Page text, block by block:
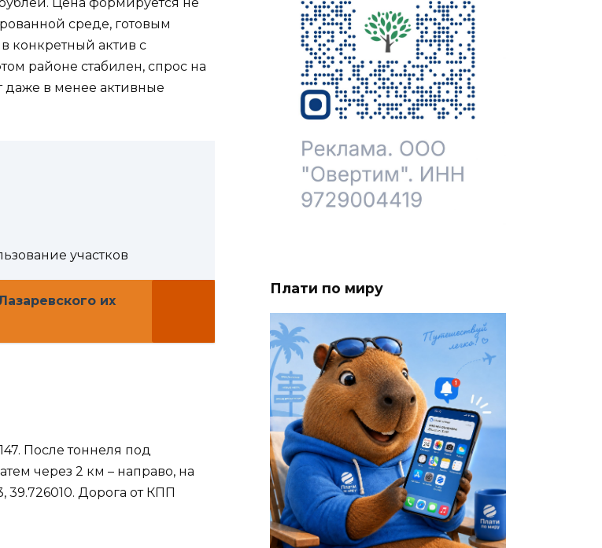
среде, готовым
конкретный актив с
районе стабилен, спрос на
даже в менее активные
участков
их
После тоннеля под
через 2 км – направо, на
39.726010. Дорога от КПП
Плати по миру